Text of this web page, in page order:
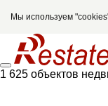
Мы используем
1 625 объектов